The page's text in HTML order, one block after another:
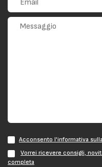
Acconsento l'informativa
Vorrei ricevere consigli,
completa